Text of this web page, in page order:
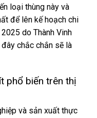
loại thùng này và
để lên kế hoạch chi
do Thành Vinh
chắc chắn sẽ là
phổ biến trên thị
và sản xuất thực